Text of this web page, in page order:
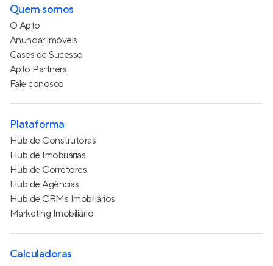
Quem somos
O Apto
Anunciar imóveis
Cases de Sucesso
Apto Partners
Fale conosco
Plataforma
Hub de Construtoras
Hub de Imobiliárias
Hub de Corretores
Hub de Agências
Hub de CRMs Imobiliários
Marketing Imobiliário
Calculadoras